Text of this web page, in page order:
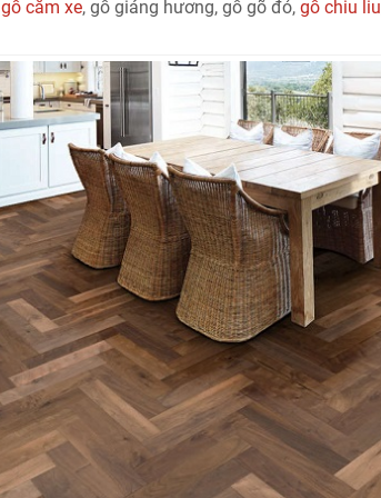
gỗ căm xe, gỗ giáng hương, gỗ gõ đỏ, gỗ chiu liu